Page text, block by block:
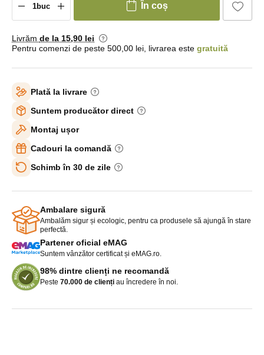
În coș
Livrăm de la 15,90 lei
Pentru comenzi de peste 500,00 lei, livrarea este gratuită
Plată la livrare
Suntem producător direct
Montaj ușor
Cadouri la comandă
Schimb în 30 de zile
Ambalare sigură
Ambalăm sigur și ecologic, pentru ca produsele să ajungă în stare
perfectă.
Partener oficial eMAG
Suntem vânzător certificat și eMAG.ro.
98% dintre clienți ne recomandă
Peste 70.000 de clienți au încredere în noi.